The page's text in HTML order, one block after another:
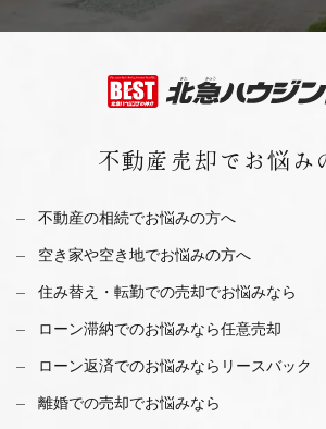
不動産売却で お悩み
不動産の相続でお悩みの方へ
空き家や空き地でお悩みの方へ
住み替え・転勤での売却でお悩みなら
ローン滞納でのお悩みなら任意売却
ローン返済でのお悩みならリースバック
離婚での売却でお悩みなら